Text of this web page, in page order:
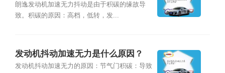
因？
朗逸发动机加速无力抖动是由于积碳的缘故导
致。积碳的原因：高档，低转，发...
发动机抖动加速无力是什么原因？
发动机抖动加速无力的原因：节气门积碳：导致